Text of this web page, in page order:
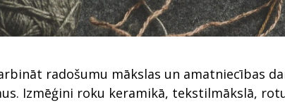
radošumu mākslas un amatniecības
Izmēģini roku keramikā, tekstilmākslā,